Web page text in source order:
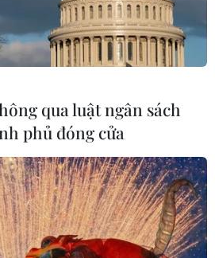
19/5
tịch Hồ Chí Minh mở cửa đón
quốc tế vào viếng Chủ tịch Hồ
từ 7h30 đến 11h.
qua luật ngân sách
phủ đóng cửa